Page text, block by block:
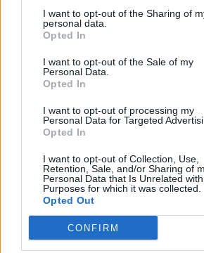
I want to opt-out of the Sharing of
personal data.
Opted In
I want to opt-out of the Sale of my
Personal Data.
Opted In
I want to opt-out of processing my
Personal Data for Targeted
Opted In
I want to opt-out of Collection, Use,
Retention, Sale, and/or Sharing of
Personal Data that Is Unrelated
Purposes for which it was collected.
Opted Out
CONFIRM
Στο ερώτημα, δε, αν ο Ερντογάν
στάση του στα σύνορα τις
όσα συνέβησαν στις Βρυξέλλες
Γιώργος Κουμουτσάκος
Σύμφωνα με τον ίδιο, τέλος, ο
Μητσοτάκης έθεσε στην Άνγκελα
έμφαση το θέμα της ουσιαστικής
διευκρινίζοντας ότι “δεν είναι
υπάρχει άρνηση των χωρών του
κάθετη κατανομή των